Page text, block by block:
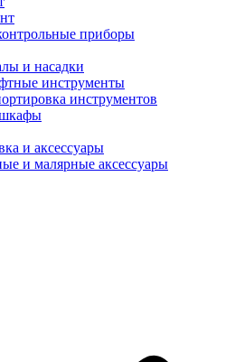
приборы
и насадки
инструменты
инструментов
и аксессуары
и малярные аксессуары